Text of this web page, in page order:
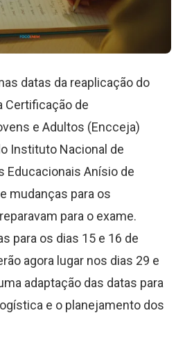
datas da reaplicação do
Certificação de
e Adultos (Encceja)
Instituto Nacional de
Educacionais Anísio de
mudanças para os
para o exame.
para os dias 15 e 16 de
agora lugar nos dias 29 e
adaptação das datas para
e o planejamento dos